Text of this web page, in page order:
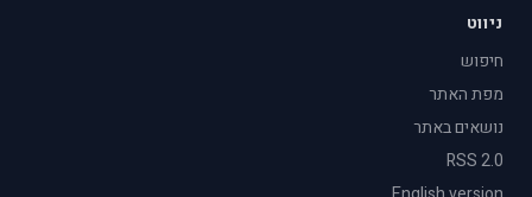
ניווט
חיפוש
מפת האתר
נושאים באתר
RSS 2.0